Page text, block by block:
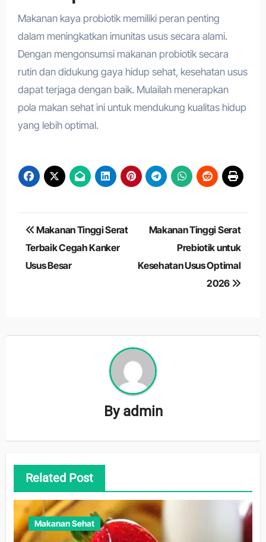
Makanan kaya probiotik memiliki peran penting
dalam meningkatkan imunitas usus secara alami.
Dengan mengonsumsi makanan probiotik secara
rutin dan didukung gaya hidup sehat, kesehatan usus
dapat terjaga dengan baik. Mulailah menerapkan
pola makan sehat ini untuk mendukung kualitas hidup
yang lebih optimal.
Navigasi
pos
Makanan Tinggi Serat
Terbaik Cegah Kanker
Usus Besar
Makanan Tinggi Serat
Prebiotik untuk
Kesehatan Usus Optimal
2026
By admin
Related Post
Makanan Sehat